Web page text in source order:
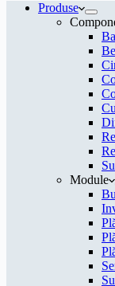
Produse
Module